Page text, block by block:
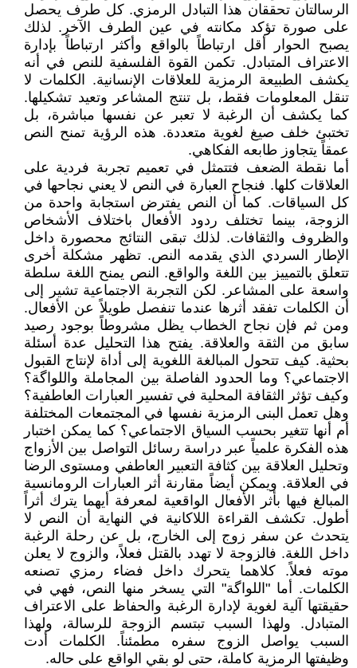
الرسالتان تحققان هذا التبادل الرمزي. كل طرف يحصل
على صورة تؤكد مكانته في عين الطرف الآخر. لذلك
يصبح الحوار أقل ارتباطاً بالواقع وأكثر ارتباطاً بإدارة
الاعتراف المتبادل. تكمن القوة الفلسفية للنص في أنه
يكشف الطبيعة الرمزية للعلاقات الإنسانية. الكلمات لا
تنقل المعلومات فقط، بل تنتج المشاعر وتعيد تشكيلها.
كما يكشف أن الرغبة لا تعبر عن نفسها مباشرة، بل
تختبئ خلف صيغ لغوية متعددة. هذه الرؤية تمنح النص
عمقاً يتجاوز طابعه الفكاهي.
أما نقطة الضعف فتتمثل في تعميم تجربة فردية على
العلاقات كلها. فنجاح العبارة في النص لا يعني نجاحها في
كل السياقات. كما أن النص يفترض استجابة واحدة من
الزوجة، بينما تختلف ردود الأفعال باختلاف الأشخاص
والظروف والثقافات. لذلك تبقى النتائج محصورة داخل
الإطار السردي الذي يقدمه النص. تظهر مشكلة أخرى
تتعلق بالتمييز بين اللغة والواقع. النص يمنح اللغة سلطة
واسعة على المشاعر. لكن التجربة الاجتماعية تشير إلى
أن الكلمات تفقد أثرها عندما تنفصل طويلاً عن الأفعال.
ومن ثم فإن نجاح الخطاب يظل مشروطاً بوجود رصيد
سابق من الثقة والعلاقة. يفتح هذا التحليل عدة أسئلة
بحثية. كيف تتحول المبالغة اللغوية إلى أداة لإنتاج القبول
الاجتماعي؟ وما الحدود الفاصلة بين المجاملة واللواگة؟
وكيف تؤثر الثقافة المحلية في تفسير العبارات العاطفية؟
وهل تعمل البنى الرمزية نفسها في المجتمعات المختلفة
أم أنها تتغير بحسب السياق الاجتماعي؟ كما يمكن اختبار
هذه الفكرة علمياً عبر دراسة رسائل التواصل بين الأزواج
وتحليل العلاقة بين كثافة التعبير العاطفي ومستوى الرضا
في العلاقة. ويمكن أيضاً مقارنة أثر العبارات الرومانسية
المبالغ فيها بأثر الأفعال الواقعية لمعرفة أيهما يترك أثراً
أطول. تكشف القراءة اللاكانية في النهاية أن النص لا
يتحدث عن سفر زوج إلى الخارج، بل عن رحلة الرغبة
داخل اللغة. فالزوجة لا تهدد بالقتل فعلاً، والزوج لا يعلن
موته فعلاً. كلاهما يتحرك داخل فضاء رمزي تصنعه
الكلمات. أما "اللواگة" التي يسخر منها النص، فهي في
حقيقتها آلية لغوية لإدارة الرغبة والحفاظ على الاعتراف
المتبادل. ولهذا السبب تبتسم الزوجة للرسالة، ولهذا
السبب يواصل الزوج سفره مطمئناً. الكلمات أدت
وظيفتها الرمزية كاملة، حتى لو بقي الواقع على حاله.